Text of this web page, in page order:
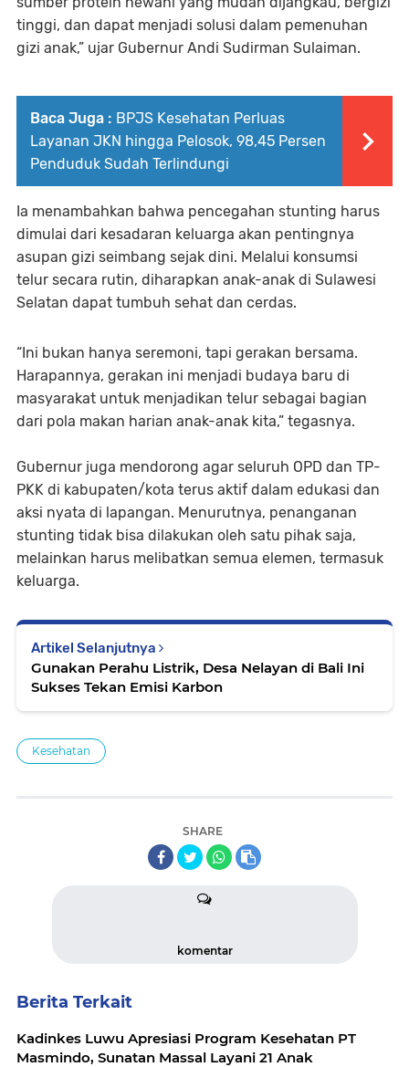
tinggi, dan dapat menjadi solusi dalam pemenuhan
gizi anak,” ujar Gubernur Andi Sudirman Sulaiman.
Baca Juga : BPJS Kesehatan Perluas
Layanan JKN hingga Pelosok, 98,45 Persen
Penduduk Sudah Terlindungi
Ia menambahkan bahwa pencegahan stunting harus
dimulai dari kesadaran keluarga akan pentingnya
asupan gizi seimbang sejak dini. Melalui konsumsi
telur secara rutin, diharapkan anak-anak di Sulawesi
Selatan dapat tumbuh sehat dan cerdas.
“Ini bukan hanya seremoni, tapi gerakan bersama.
Harapannya, gerakan ini menjadi budaya baru di
masyarakat untuk menjadikan telur sebagai bagian
dari pola makan harian anak-anak kita,” tegasnya.
Gubernur juga mendorong agar seluruh OPD dan TP-
PKK di kabupaten/kota terus aktif dalam edukasi dan
aksi nyata di lapangan. Menurutnya, penanganan
stunting tidak bisa dilakukan oleh satu pihak saja,
melainkan harus melibatkan semua elemen, termasuk
keluarga.
Artikel Selanjutnya
Gunakan Perahu Listrik, Desa Nelayan di Bali Ini
Sukses Tekan Emisi Karbon
Kesehatan
SHARE
komentar
Berita Terkait
Kadinkes Luwu Apresiasi Program Kesehatan PT
Masmindo, Sunatan Massal Layani 21 Anak